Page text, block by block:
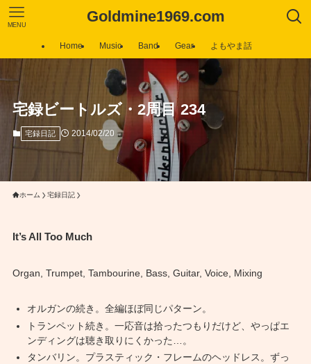
Goldmine1969.com
MENU
Home Music Band Gear よもやま話
宅録ビートルズ・2周目 234
宅録日記 2014/02/20
ホーム 宅録日記
It’s All Too Much
Organ, Trumpet, Tambourine, Bass, Guitar, Voice, Mixing
オルガンの続き。全編ほぼ同じパターン。
トランペット続き。一応音は拾ったつもりだけど、やっぱエ
ンディングは聴き取りにくかった…。
タンバリン。プラスティック・フレームのヘッドレス。ずっ